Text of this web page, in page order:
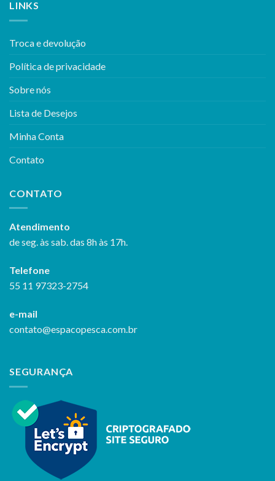
LINKS
Troca e devolução
Política de privacidade
Sobre nós
Lista de Desejos
Minha Conta
Contato
CONTATO
Atendimento
de seg. às sab. das 8h às 17h.
Telefone
55 11 97323-2754
e-mail
contato@espacopesca.com.br
SEGURANÇA